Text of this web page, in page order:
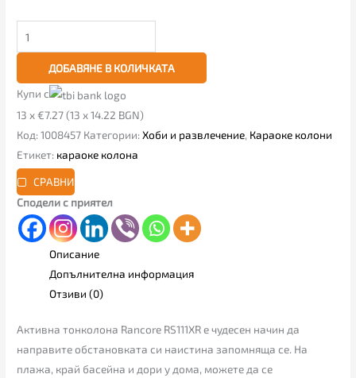
ДОБАВЯНЕ В КОЛИЧКАТА
Купи с
13 x €7.27 (13 x 14.22 BGN)
Код:1008457 Категории:Хоби и развлечение, Караоке колони
Етикет: караоке колона
СРАВНИ
Сподели с приятел
Описание
Допълнителна информация
Отзиви (0)
Активна тонколона Rancore RS111XR е чудесен начин да
направите обстановката си наистина запомняща се. На
плажа, край басейна и дори у дома, можете да се